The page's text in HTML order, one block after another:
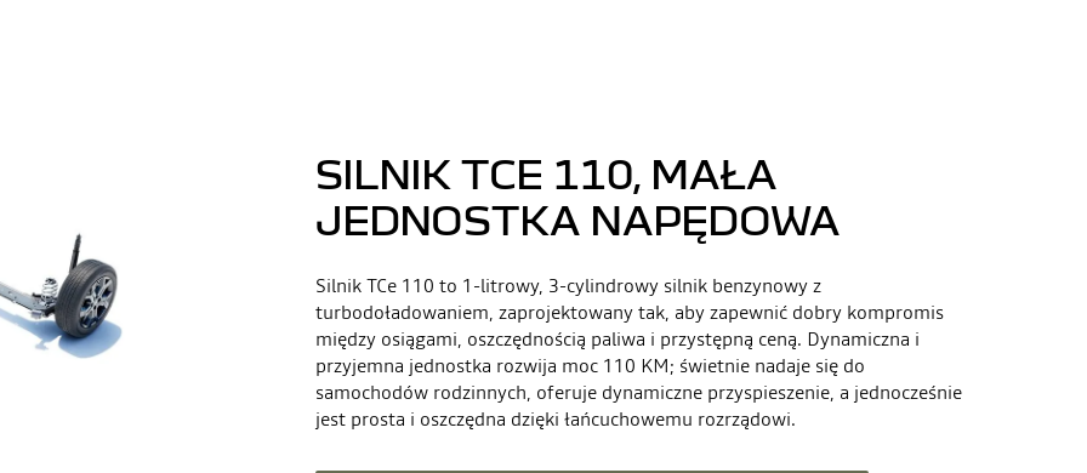
SILNIK TCE 110, MAŁA
JEDNOSTKA NAPĘDOWA
Silnik TCe 110 to 1-litrowy, 3-cylindrowy silnik benzynowy z
turbodoładowaniem, zaprojektowany tak, aby zapewnić dobry kompromis
między osiągami, oszczędnością paliwa i przystępną ceną. Dynamiczna i
przyjemna jednostka rozwija moc 110 KM; świetnie nadaje się do
samochodów rodzinnych, oferuje dynamiczne przyspieszenie, a jednocześnie
jest prosta i oszczędna dzięki łańcuchowemu rozrządowi.